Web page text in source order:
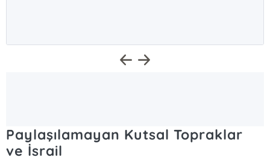
Paylaşılamayan Kutsal Topraklar
ve İsrail